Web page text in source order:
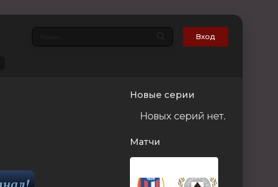
Вход
Новые серии
Новых серий нет.
Матчи